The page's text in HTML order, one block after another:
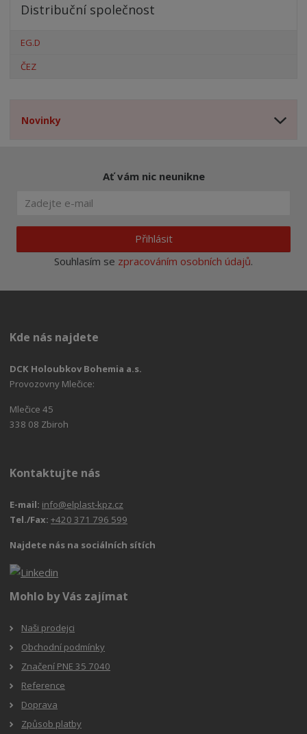
Distribuční společnost
EG.D
ČEZ
Novinky
Ať vám nic neunikne
Přihlásit
Souhlasím se zpracováním osobních údajů.
Kde nás najdete
DCK Holoubkov Bohemia a.s.
Provozovny Mlečice:
Mlečice 45
338 08 Zbiroh
Kontaktujte nás
E-mail: info@elplast-kpz.cz
Tel./Fax:+420 371 796 599
Najdete nás na sociálních sítích
Mohlo by Vás zajímat
Naši prodejci
Obchodní podmínky
Značení PNE 35 7040
Reference
Doprava
Způsob platby